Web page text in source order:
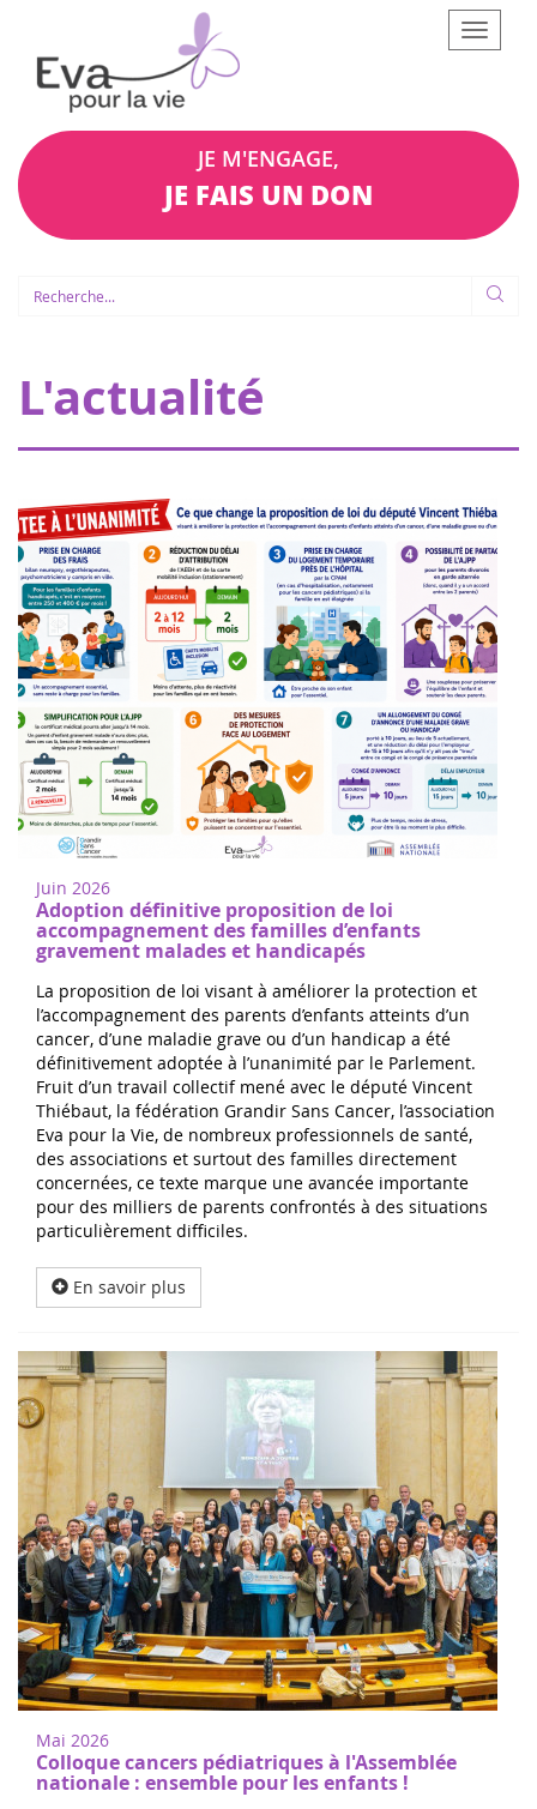
Afficher
le
JE M'ENGAGE,
JE FAIS UN DON
L'actualité
Juin 2026
Adoption définitive proposition de loi
accompagnement des familles d’enfants
gravement malades et handicapés
La proposition de loi visant à améliorer la protection et
l’accompagnement des parents d’enfants atteints d’un
cancer, d’une maladie grave ou d’un handicap a été
définitivement adoptée à l’unanimité par le Parlement.
Fruit d’un travail collectif mené avec le député Vincent
Thiébaut, la fédération Grandir Sans Cancer, l’association
Eva pour la Vie, de nombreux professionnels de santé,
des associations et surtout des familles directement
concernées, ce texte marque une avancée importante
pour des milliers de parents confrontés à des situations
particulièrement difficiles.
En savoir plus
Mai 2026
Colloque cancers pédiatriques à l'Assemblée
nationale : ensemble pour les enfants !